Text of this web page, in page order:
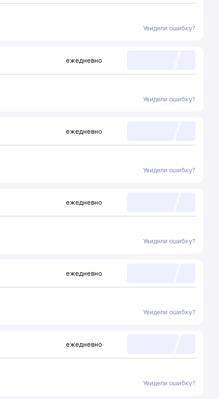
Увидели ошибку?
ежедневно
Увидели ошибку?
ежедневно
Увидели ошибку?
ежедневно
Увидели ошибку?
ежедневно
Увидели ошибку?
ежедневно
Увидели ошибку?